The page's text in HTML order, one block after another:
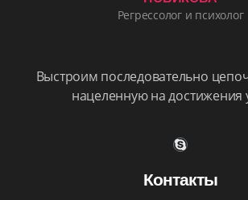
Регрессолог и психолог
Выстроим последовательно
нацеленную на достижения
Контакты